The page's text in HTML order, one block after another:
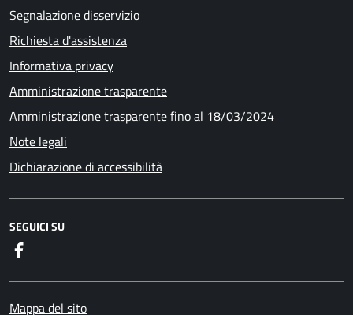
Segnalazione disservizio
Richiesta d'assistenza
Informativa privacy
Amministrazione trasparente
Amministrazione trasparente fino al 18/03/2024
Note legali
Dichiarazione di accessibilità
SEGUICI SU
Mappa del sito